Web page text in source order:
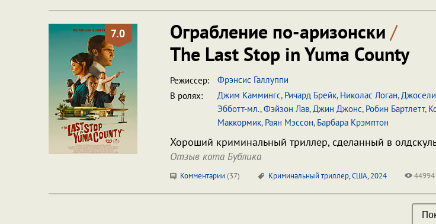
7.0 Ограбление по-аризонски /
The Last Stop in Yuma County
Режиссер:
Фрэнсис Галлуппи
В ролях:
Джим Каммингс, Ричард Брейк, Николас Логан,
Эбботт-мл.,Фэйзон Лав,Джин Джонс, Робин Бартлетт,
Маккормик, Раян Мэссон, Барбара Крэмптон
Хороший криминальный триллер, сделанный в
Отзыв кота Бублика
Комментарии (37) Криминальный триллер,США,2024 44994